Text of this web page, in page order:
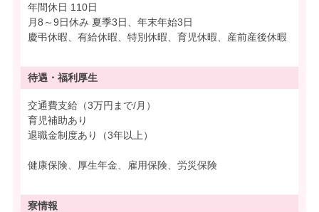
年間休日 110日
月8～9日休み 夏季3日、年末年始3日
慶弔休暇、有給休暇、特別休暇、育児休暇、産前産後休暇
待遇・ 福利厚生
交通費支給（3万円まで/月）
育児補助あり
退職金制度あり（3年以上）
健康保険、厚生年金、雇用保険、労災保険
寮情報